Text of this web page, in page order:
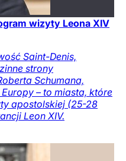
wizyty Leona XIV
Saint-Denis,
strony
Schumana,
– to miasta, które
apostolskiej (25-28
Leon XIV.